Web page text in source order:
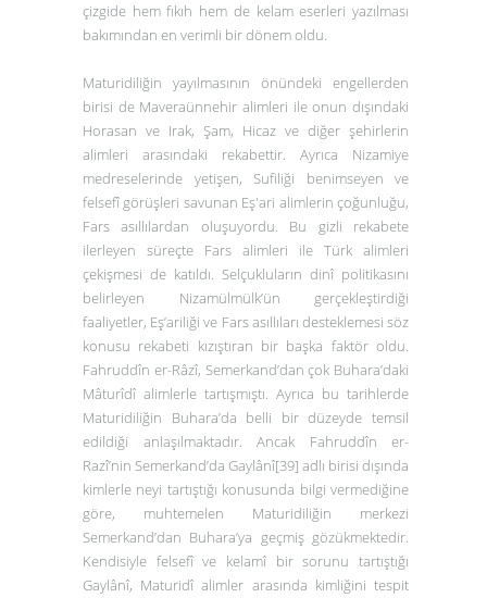
çizgide hem fıkıh hem de kelam eserleri yazılması
bakımından en verimli bir dönem oldu.
Maturidiliğin yayılmasının önündeki engellerden
birisi de Maveraünnehir alimleri ile onun dışındaki
Horasan ve Irak, Şam, Hicaz ve diğer şehirlerin
alimleri arasındaki rekabettir. Ayrıca Nizamiye
medreselerinde yetişen, Sufiliği benimseyen ve
felsefî görüşleri savunan Eş'ari alimlerin çoğunluğu,
Fars asıllılardan oluşuyordu. Bu gizli rekabete
ilerleyen süreçte Fars alimleri ile Türk alimleri
çekişmesi de katıldı. Selçukluların dinî politikasını
belirleyen Nizamülmülk’ün gerçekleştirdiği
faaliyetler, Eş’ariliği ve Fars asıllıları desteklemesi söz
konusu rekabeti kızıştıran bir başka faktör oldu.
Fahruddîn er-Râzî, Semerkand’dan çok Buhara’daki
Mâturîdî alimlerle tartışmıştı. Ayrıca bu tarihlerde
Maturidiliğin Buhara’da belli bir düzeyde temsil
edildiği anlaşılmaktadır. Ancak Fahruddîn er-
Razî’nin Semerkand’da Gaylânî[39] adlı birisi dışında
kimlerle neyi tartıştığı konusunda bilgi vermediğine
göre, muhtemelen Maturidiliğin merkezi
Semerkand’dan Buhara’ya geçmiş gözükmektedir.
Kendisiyle felsefî ve kelamî bir sorunu tartıştığı
Gaylânî, Maturidî alimler arasında kimliğini tespit